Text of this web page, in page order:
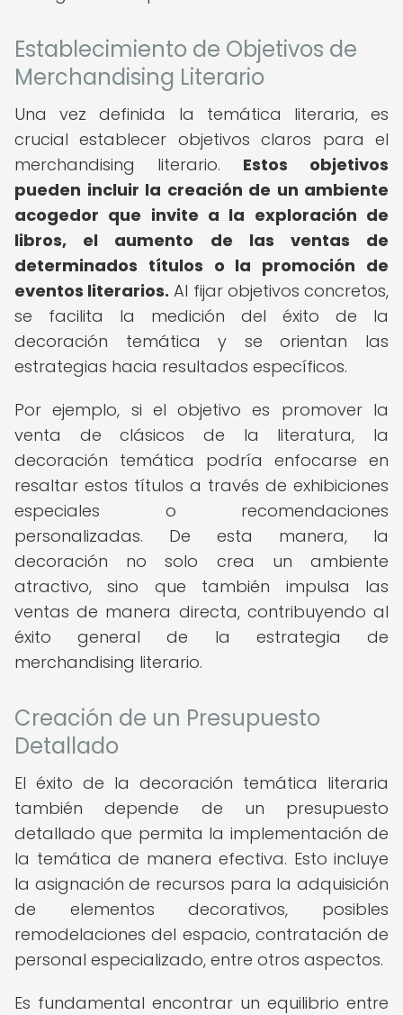
Establecimiento de Objetivos de
Merchandising Literario
Una vez definida la temática literaria, es
crucial establecer objetivos claros para el
merchandising literario. Estos objetivos
pueden incluir la creación de un ambiente
acogedor que invite a la exploración de
libros, el aumento de las ventas de
determinados títulos o la promoción de
eventos literarios. Al fijar objetivos concretos,
se facilita la medición del éxito de la
decoración temática y se orientan las
estrategias hacia resultados específicos.
Por ejemplo, si el objetivo es promover la
venta de clásicos de la literatura, la
decoración temática podría enfocarse en
resaltar estos títulos a través de exhibiciones
especiales o recomendaciones
personalizadas. De esta manera, la
decoración no solo crea un ambiente
atractivo, sino que también impulsa las
ventas de manera directa, contribuyendo al
éxito general de la estrategia de
merchandising literario.
Creación de un Presupuesto
Detallado
El éxito de la decoración temática literaria
también depende de un presupuesto
detallado que permita la implementación de
la temática de manera efectiva. Esto incluye
la asignación de recursos para la adquisición
de elementos decorativos, posibles
remodelaciones del espacio, contratación de
personal especializado, entre otros aspectos.
Es fundamental encontrar un equilibrio entre